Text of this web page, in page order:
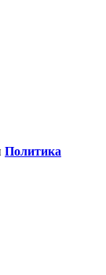
Политика